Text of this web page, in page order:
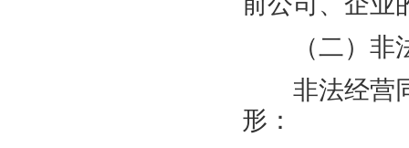
（二）非法
非法经营同
形：